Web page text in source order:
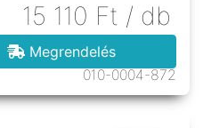
15 110 Ft / db
Megrendelés
010-0004-872